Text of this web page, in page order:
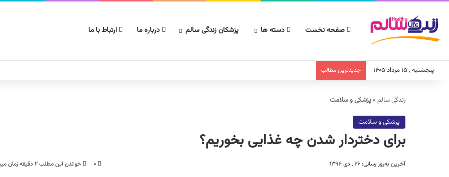
صفحه نخست دسته ها پزشکان زندگی سالم درباره ما ارتباط با ما
پنجشنبه , ۱۵ مرداد ۱۴۰۵ جدیدترین مطالب
زندگی سالم »پزشکی و سلامت
پزشکی و سلامت
برای دختردار شدن چه غذایی بخوریم؟
آخرین به‌روز رسانی: ۲۶ , دی ۱۳۹۴ ۰ خواندن این مطلب ۲ دقیقه زمان میبرد